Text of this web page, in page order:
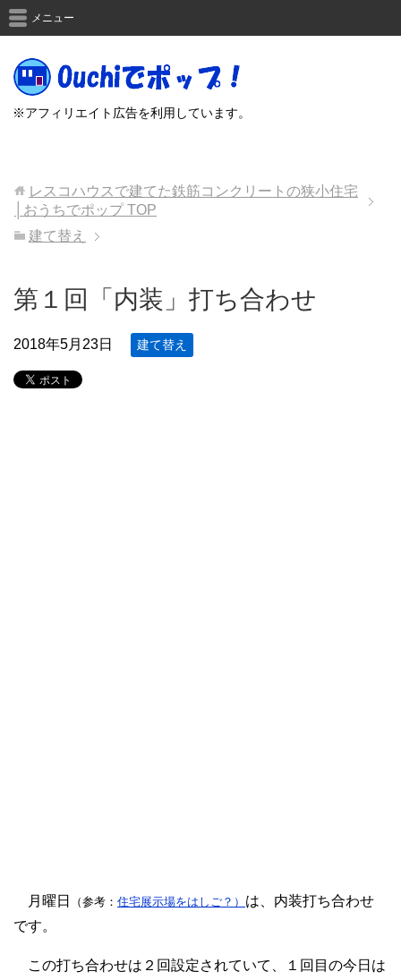
※アフィリエイト広告を利用しています。
メニュー
レスコハウスで建てた鉄筋コンクリートの狭小住宅
│おうちでポップTOP
建て替え
第１回「内装」打ち合わせ
2018年5月23日 建て替え
月曜日 （参考： 住宅展示場をはしご？） は、内装打ち合わせ
です。
この打ち合わせは２回設定されていて、１回目の今日は